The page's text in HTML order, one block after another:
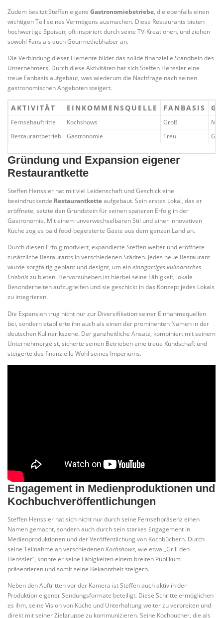
Zudem besitzt Steffen eigene Gastronomiebetriebe, die ebenfalls einen
wichtigen Teil seines Vermögens ausmachen. Diese Restaurants bieten
hochwertige Speisen, oft inspiriert durch seine TV-Kreationen, und ziehen
sowohl Fans als auch Gourmetliebhaber an.
Die Verbindung dieser Elemente bildet das solide finanzielle Standbein des
Unternehmers. Durch diese Aktivitäten hat sich Steffen Henssler eine
treue Fanbasis aufgebaut, was wiederum die Nachfrage nach seinen
gastronomischen Angeboten steigert.
AKTIVITÄT EINKOMMENSQUELLE FANBASIS
Fernsehauftritte Kochshows Groß
Restaurantbetrieb
Gastronomie Treu
Gründung und Expansion eigener
Restaurantkette
Steffen Henssler hat mit viel Leidenschaft und Geschick eine
beeindruckende Restaurantketteaufgebaut. Sein erstes Lokal, das er
eröffnete, setzte den Grundstein für seinen späteren Erfolg in der
Gastronomie. Mit einem unverwechselbaren Stil und einer innovativen
Küche zog es bald food-begeisterte Gäste aus dem ganzen Land an.
Durch diesen Erfolg motiviert, expandierte Steffen weiter und eröffnete
zusätzliche Restaurants in verschiedenen Städten. Jedes neue Restaurant
wurde sorgfältig geplant und designt, um eineinzigartiges kulinarisches
Erlebniszu bieten. Hervorzuheben ist hierbei seine Fähigkeit, lokale
Besonderheiten aufzugreifen und sie geschickt in das Konzept jedes Lokals
zu integrieren.
Die Expansion trug nicht nur zur Diversifikation seiner Einnahmequellen
bei, sondern etablierte ihn auch als einen der prominenten Namen in der
deutschen Kulinarikszene. Der ganzheitliche Ansatz, kombiniert mit seinem
Unternehmergeist, sicherte seinen Betrieben eine treue Kundschaft und
steigerte das finanzielle Wohl seines Imperiums.
Engagement in Medienproduktionen und
Kochbuchveröffentlichungen
Steffen Henssler hat sich nicht nur durch seine Fernsehpräsenz einen
Namen gemacht, sondern auch durch sein starkes Engagement in
Medienproduktionen und der Veröffentlichung von Kochbüchern. Durch
seine Teilnahme an verschiedenenKochshows, wie etwa „Grill den
Henssler“, konnte er seine Fähigkeiten einem breiten Publikum
präsentieren und somit seine Bekanntheit steigern.
Neben den Auftritten vor der Kamera ist Steffen auch aktiv in der
Produktion eigener Sendungsformate beteiligt. Diese Schritte ermöglichen
es ihm, seine Vision von Küche und Unterhaltung weiter zu verbreiten und
direkt mit seiner Zielgruppe zu kommunizieren. Seine Kochbücher, die als